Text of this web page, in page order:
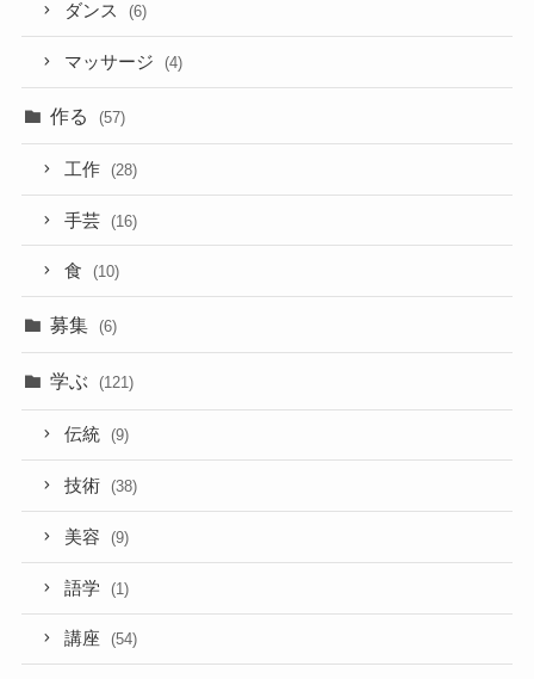
ダンス (6)
マッサージ (4)
作る (57)
工作 (28)
手芸 (16)
食 (10)
募集 (6)
学ぶ (121)
伝統 (9)
技術 (38)
美容 (9)
語学 (1)
講座 (54)